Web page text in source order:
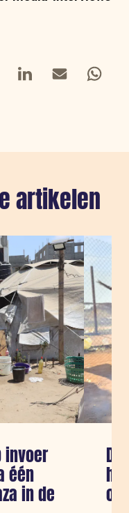
LinkedInMail
artikelen
invoer
één
in de